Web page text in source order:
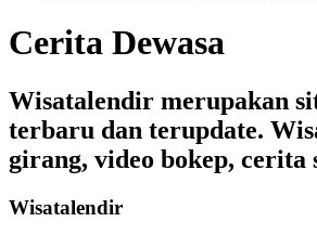
Cerita Dewasa
Wisatalendir merupakan
terbaru dan terupdate.
girang, video bokep, cerita
Wisatalendir